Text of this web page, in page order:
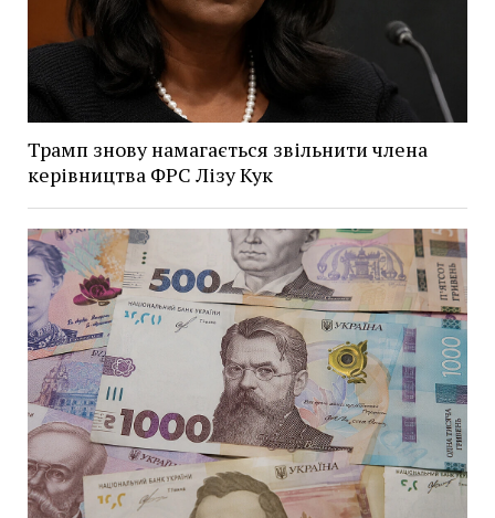
Трамп знову намагається звільнити члена
керівництва ФРС Лізу Кук